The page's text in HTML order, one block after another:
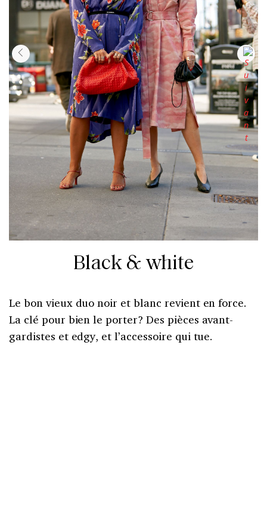
Black & white
Le bon vieux duo noir et blanc revient en force.
La clé pour bien le porter? Des pièces avant-
gardistes et edgy, et l’accessoire qui tue.